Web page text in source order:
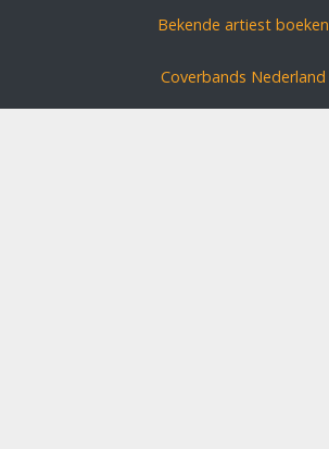
Bekende artiest boeken
Coverbands Nederland